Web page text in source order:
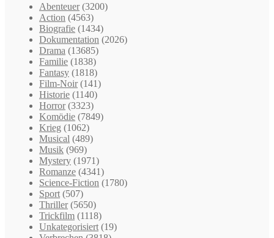
Abenteuer (3200)
Action (4563)
Biografie (1434)
Dokumentation (2026)
Drama (13685)
Familie (1838)
Fantasy (1818)
Film-Noir (141)
Historie (1140)
Horror (3323)
Komödie (7849)
Krieg (1062)
Musical (489)
Musik (969)
Mystery (1971)
Romanze (4341)
Science-Fiction (1780)
Sport (507)
Thriller (5650)
Trickfilm (1118)
Unkategorisiert (19)